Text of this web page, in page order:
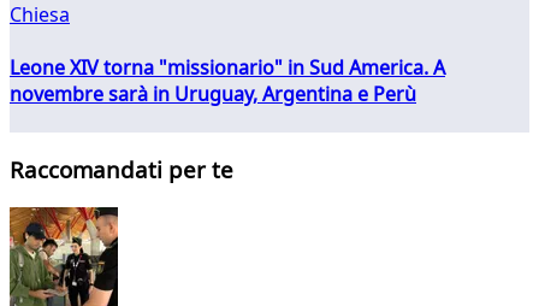
Chiesa
Leone XIV torna "missionario" in Sud America. A
novembre sarà in Uruguay, Argentina e Perù
Raccomandati per te